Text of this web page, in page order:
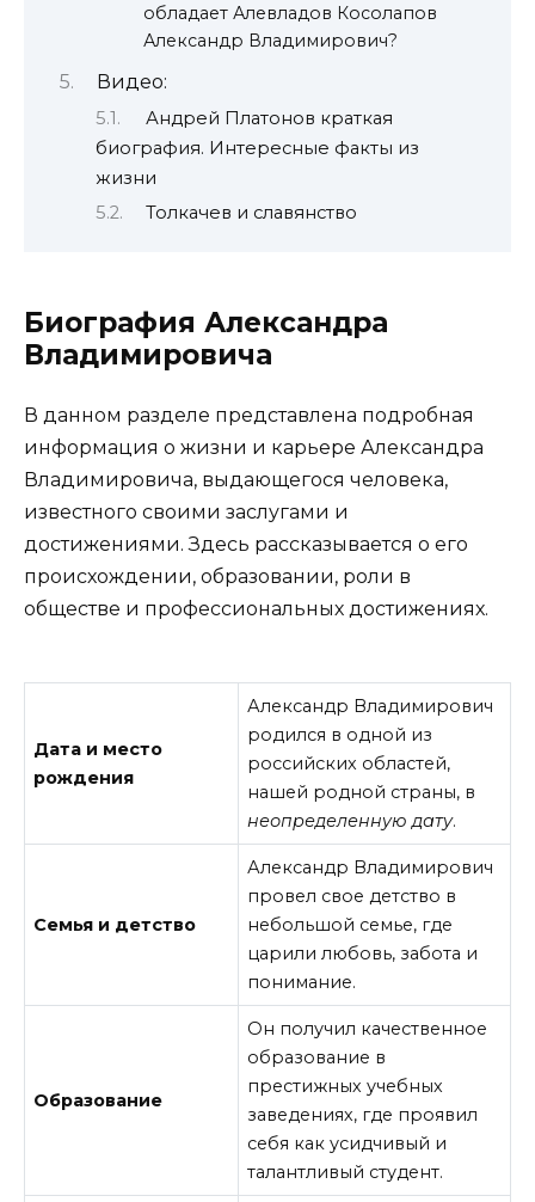
обладает Алевладов Косолапов
Александр Владимирович?
Видео:
Андрей Платонов краткая
биография. Интересные факты из
жизни
Толкачев и славянство
Биография Александра
Владимировича
В данном разделе представлена подробная
информация о жизни и карьере Александра
Владимировича, выдающегося человека,
известного своими заслугами и
достижениями. Здесь рассказывается о его
происхождении, образовании, роли в
обществе и профессиональных достижениях.
Дата и место
рождения
Александр Владимирович
родился в одной из
российских областей,
нашей родной страны, в
неопределенную дату.
Семья и детство
Александр Владимирович
провел свое детство в
небольшой семье, где
царили любовь, забота и
понимание.
Образование
Он получил качественное
образование в
престижных учебных
заведениях, где проявил
себя как усидчивый и
талантливый студент.